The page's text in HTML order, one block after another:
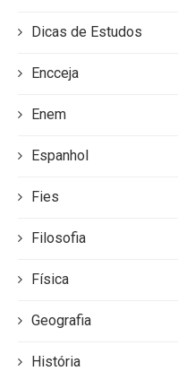
Dicas de Estudos
Encceja
Enem
Espanhol
Fies
Filosofia
Física
Geografia
História